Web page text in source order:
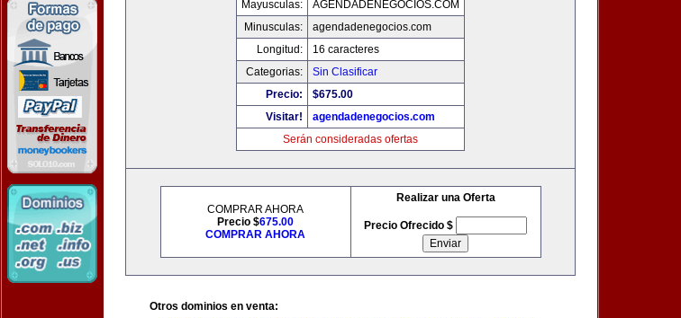
Mayusculas:
AGENDADENEGOCIOS.COM
Minusculas:
agendadenegocios.com
Longitud:
16 caracteres
Categorias:
Sin Clasificar
Precio:
$675.00
Visitar!
agendadenegocios.com
Serán consideradas ofertas
COMPRAR AHORA
Precio $675.00
COMPRAR AHORA
Realizar una Oferta
Precio Ofrecido $
Otros dominios en venta: